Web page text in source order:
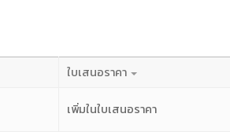
ใบเสนอราคา
เพิ่มในใบเสนอราคา